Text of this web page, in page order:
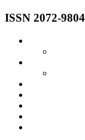
ISSN 2072-9804